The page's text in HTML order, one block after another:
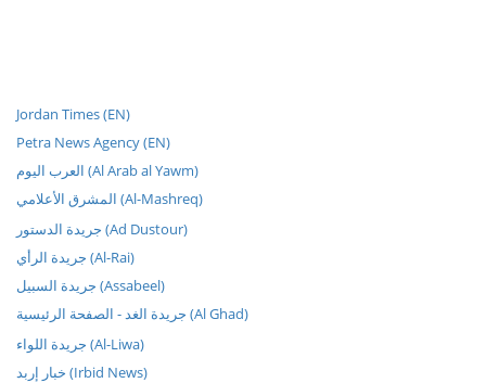
Jordan Times (EN)
Petra News Agency (EN)
العرب اليوم (Al Arab al Yawm)
المشرق الأعلامي (Al-Mashreq)
جريدة الدستور (Ad Dustour)
جريدة الرأي (Al-Rai)
جريدة السبيل (Assabeel)
جريدة الغد - الصفحة الرئيسية (Al Ghad)
جريدة اللواء (Al-Liwa)
خبار إربد (Irbid News)